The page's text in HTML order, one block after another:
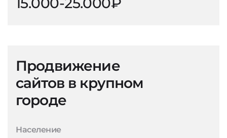
Продвижение
сайтов в крупном
городе
Население